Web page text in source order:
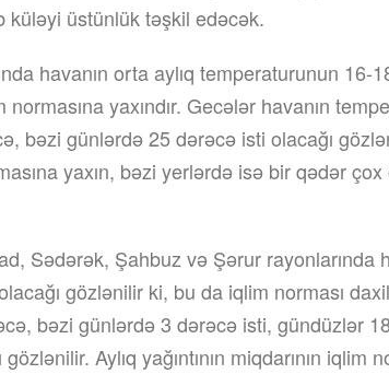
küləyi üstünlük təşkil edəcək.
havanın orta aylıq temperaturunun 16-
yaxındır. Gecələr havanın
bəzi günlərdə 25 dərəcə isti olacağı
yaxın, bəzi yerlərdə isə bir qədər
Sədərək, Şahbuz və Şərur rayonlarında
gözlənilir ki, bu da iqlim norması
bəzi günlərdə 3 dərəcə isti, gündüzlər
Aylıq yağıntının miqdarının iqlim